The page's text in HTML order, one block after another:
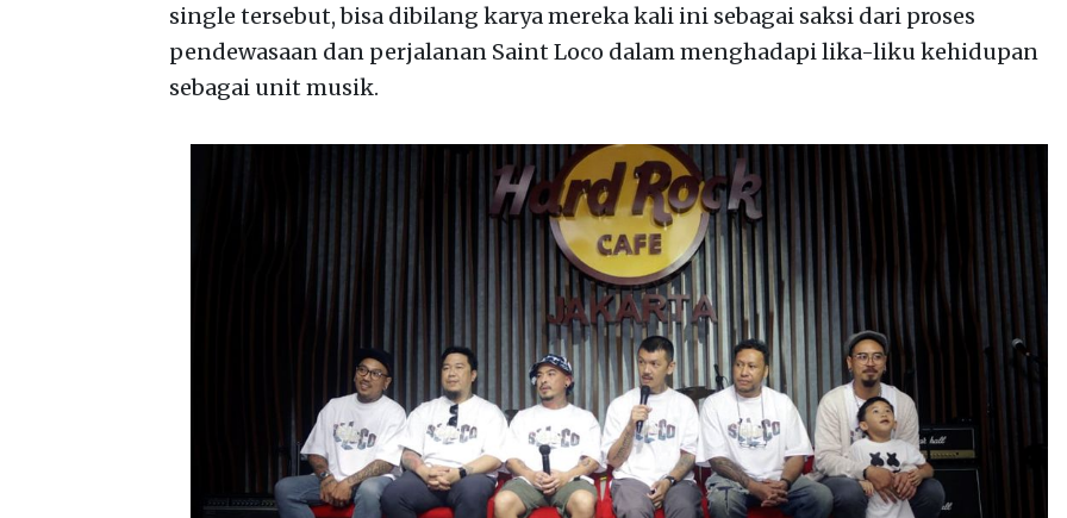
single tersebut, bisa dibilang karya mereka kali ini sebagai saksi dari proses
pendewasaan dan perjalanan Saint Loco dalam menghadapi lika-liku kehidupan
sebagai unit musik.